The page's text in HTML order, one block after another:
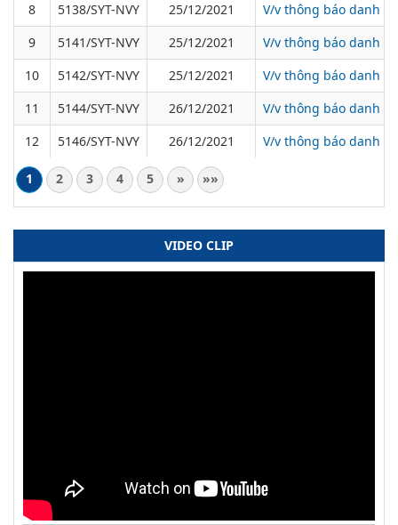
8 5138/SYT-NVY 25/12/2021
V/v thông báo danh
9
5141/SYT-NVY 25/12/2021
V/v thông báo danh
10
5142/SYT-NVY 25/12/2021
V/v thông báo danh
11
5144/SYT-NVY 26/12/2021
V/v thông báo danh
12
5146/SYT-NVY 26/12/2021 V/v thông báo danh
1 2 3 4 5 » »»
VIDEO CLIP